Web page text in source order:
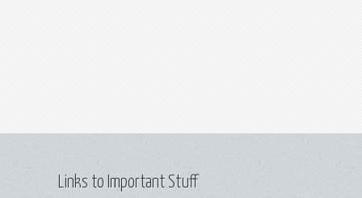
Links to Important Stuff